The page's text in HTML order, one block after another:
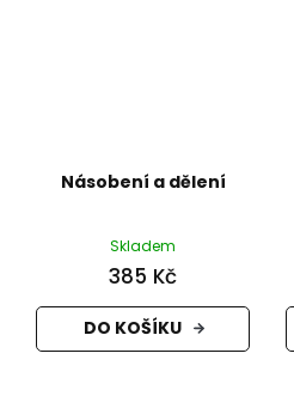
Násobení a dělení
Skladem
385 Kč
DO KOŠÍKU